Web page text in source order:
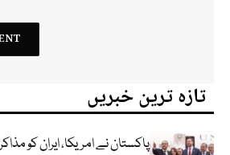
تازہ ترین خبریں
پاکستان نے امریکا، ایران کو